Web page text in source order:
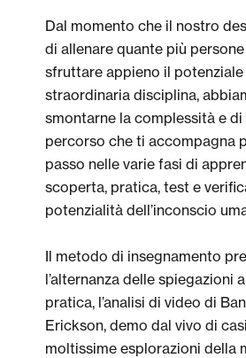
Dal momento che il nostro
di allenare quante più
sfruttare appieno il
straordinaria disciplina,
smontarne la complessità e di
percorso che ti accompagna
passo nelle varie fasi di
scoperta, pratica, test e
potenzialità dell’inconscio
Il metodo di insegnamento
l’alternanza delle spiegazioni
pratica, l’analisi di video di
Erickson, demo dal vivo di
moltissime esplorazioni della